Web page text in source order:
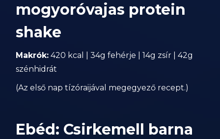
mogyoróvajas protein
shake
Makrók: 420 kcal | 34g fehérje | 14g zsír | 42g
szénhidrát
(Az első nap tízóraijával megegyező recept.)
Ebéd: Csirkemell barna